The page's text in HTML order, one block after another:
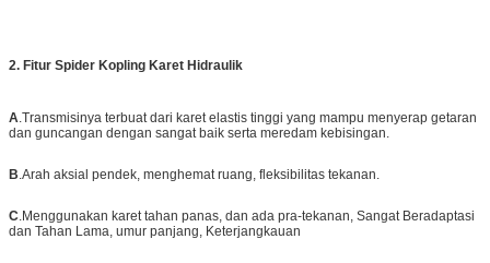
2. Fitur Spider Kopling Karet Hidraulik
A.Transmisinya terbuat dari karet elastis tinggi yang mampu menyerap getaran
dan guncangan dengan sangat baik serta meredam kebisingan.
B.Arah aksial pendek, menghemat ruang, fleksibilitas tekanan.
C.Menggunakan karet tahan panas, dan ada pra-tekanan, Sangat Beradaptasi
dan Tahan Lama, umur panjang, Keterjangkauan